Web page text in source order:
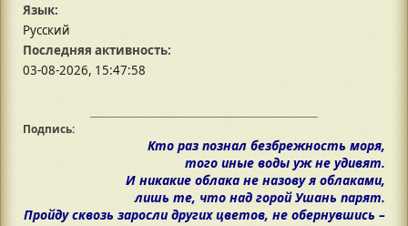
Язык:
Русский
Последняя активность:
03-08-2026, 15:47:58
Подпись:
Кто раз познал безбрежность моря,
того иные воды уж не удивят.
И никакие облака не назову я облаками,
лишь те, что над горой Ушань парят.
Пройду сквозь заросли других цветов, не обернувшись –